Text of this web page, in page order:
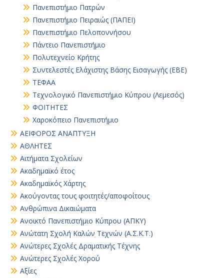
Πανεπιστήμιο Πατρών
Πανεπιστήμιο Πειραιώς (ΠΑΠΕΙ)
Πανεπιστήμιο Πελοποννήσου
Πάντειο Πανεπιστήμιο
Πολυτεχνείο Κρήτης
Συντελεστές Ελάχιστης Βάσης Εισαγωγής (ΕΒΕ)
ΤΕΦΑΑ
Τεχνολογικό Πανεπιστήμιο Κύπρου (Λεμεσός)
ΦΟΙΤΗΤΕΣ
Χαροκόπειο Πανεπιστήμιο
ΑΕΙΦΟΡΟΣ ΑΝΑΠΤΥΞΗ
ΑΘΛΗΤΕΣ
Αιτήματα Σχολείων
Ακαδημαϊκό έτος
Ακαδημαϊκός Χάρτης
Ακούγοντας τους φοιτητές/αποφοίτους
Ανθρώπινα Δικαιώματα
Ανοικτό Πανεπιστήμιο Κύπρου (ΑΠΚΥ)
Ανώτατη Σχολή Καλών Τεχνών (Α.Σ.Κ.Τ.)
Ανώτερες Σχολές Δραματικής Τέχνης
Ανώτερες Σχολές Χορού
Αξίες